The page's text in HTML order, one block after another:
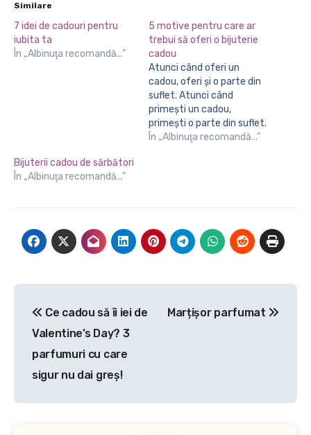
Similare
7 idei de cadouri pentru
iubita ta
În „Albinuţa recomandă...”
5 motive pentru care ar
trebui să oferi o bijuterie
cadou
Atunci când oferi un
cadou, oferi și o parte din
suflet. Atunci când
primești un cadou,
primești o parte din suflet.
Iar asta inestimabil îi
ajung să fie o investiție
Astfel, dacă oferi
persoanei iubite…
În „Albinuţa recomandă...”
Bijuterii cadou de sărbători
În „Albinuţa recomandă...”
în
articole
Ce cadou să îi iei de
Valentine’s Day? 3
parfumuri cu care
sigur nu dai greş!
Marțișor parfumat